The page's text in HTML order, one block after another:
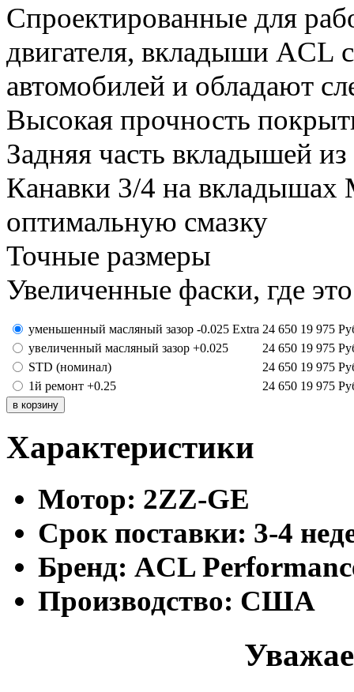
Спроектированные для
двигателя, вкладыши ACL
автомобилей и обладают
Высокая прочность
Задняя часть вкладышей из
Канавки 3/4 на вкладышах
оптимальную смазку
Точные размеры
Увеличенные фаски, где
уменьшенный масляный зазор -0.025 Extra 24 650 19 975
увеличенный масляный зазор +0.025
24 650 19 975
STD (номинал)
24 650 19 975
1й ремонт +0.25
24 650 19 975
Характеристики
Мотор: 2ZZ-GE
Cрок поставки: 3-4
Бренд: ACL
Производство: США